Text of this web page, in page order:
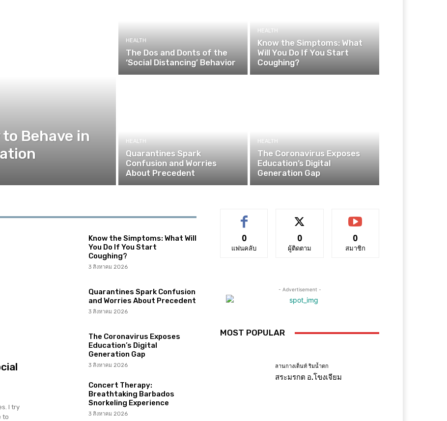
Behave in
HEALTH
The Dos and Donts of the
‘Social Distancing’ Behavior
HEALTH
Know the Simptoms: What
Will You Do If You Start
Coughing?
HEALTH
Quarantines Spark
Confusion and Worries
About Precedent
HEALTH
The Coronavirus Exposes
Education’s Digital
Generation Gap
I try
to
Know the Simptoms: What Will
You Do If You Start
Coughing?
3 สิงหาคม 2026
Quarantines Spark Confusion
and Worries About Precedent
3 สิงหาคม 2026
The Coronavirus Exposes
Education’s Digital
Generation Gap
3 สิงหาคม 2026
Concert Therapy:
Breathtaking Barbados
Snorkeling Experience
3 สิงหาคม 2026
0
แฟนคลับ
0
ผู้ติดตาม
0
สมาชิก
- Advertisement -
MOST POPULAR
ลานกางเต็นท์ ริมน้ำตก
สระมรกต อ.โขงเจียม